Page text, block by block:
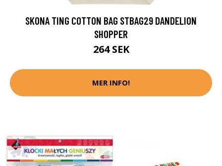
SKONA TING COTTON BAG STBAG29 DANDELION
SHOPPER
264 SEK
MER INFO!